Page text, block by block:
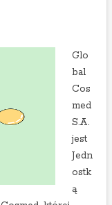
Glo
bal
Cos
med
S.A.
jest
Jedn
ostk
ą